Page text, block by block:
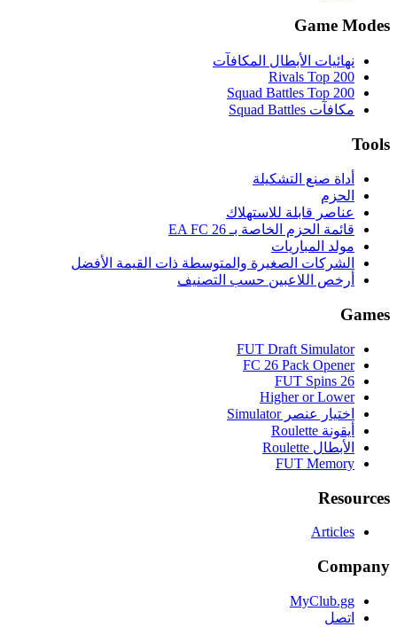
Game Modes
نهائيات الأبطال المكافآت
Rivals Top 200
Squad Battles Top 200
مكافآت Squad Battles
Tools
أداة صنع التشكيلة
الحزم
عناصر قابلة للاستهلاك
قائمة الحزم الخاصة بـ EA FC 26
مولد المباريات
الشركات الصغيرة والمتوسطة ذات القيمة الأفضل
أرخص اللاعبين حسب التصنيف
Games
FUT Draft Simulator
FC 26 Pack Opener
FUT Spins 26
Higher or Lower
اختيار عنصر Simulator
أيقونة Roulette
الأبطال Roulette
FUT Memory
Resources
Articles
Company
MyClub.gg
اتصل